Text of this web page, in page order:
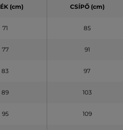
(cm) CSÍPŐ (cm)
71 85
77 91
83 97
89 103
95 109